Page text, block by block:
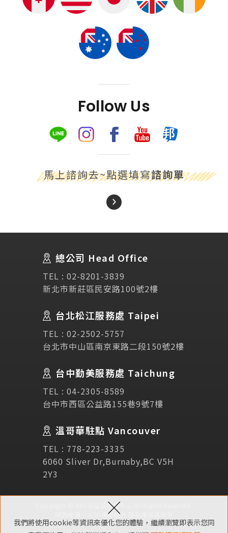
我們將使用cookie等資訊來優化您的體驗，繼續瀏覽即表示您同
×
諮詢表單
立即諮詢
講座活動
Testimonial
Links 相關連結
使用條款 免責聲明 隱私權保護政策
Follow Us
馬上諮詢去~點選填寫諮詢單
總公司 Head Office
TEL : 02-8201-3839
新北市新莊區民安路100號2樓
台北松江服務處 Taipei
TEL : 02-2502-5757
台北市中山區南京東路二段150號2樓
台中勤美服務處 Taichung
TEL : 04-2305-8589
台中市西區公益路155巷9號7樓
溫哥華駐點 Vancouver
TEL : 778-223-3335
6060 Sliver Dr,Burnaby,BC V5H
2Y3
Copyright © SEC協益留遊學中心 All Rights Reserved.
NSC網頁設計